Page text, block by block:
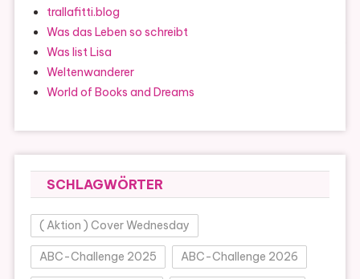
trallafitti.blog
Was das Leben so schreibt
Was list Lisa
Weltenwanderer
World of Books and Dreams
SCHLAGWÖRTER
( Aktion ) Cover Wednesday
ABC-Challenge 2025 ABC-Challenge 2026